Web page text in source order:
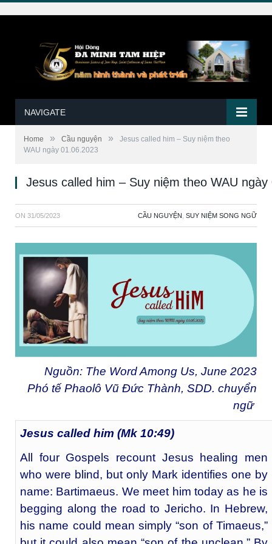
NAVIGATE
Home » Cầu nguyện »
Jesus called him – Suy niệm theo
WAU ngày 01.06.2023
Jesus called him – Suy niệm theo WAU ngày
ON 31/05/2023 CẦU NGUYỆN SUY NIỆM SONG NGỮ
Nguồn: The Word Among Us, June 2023
Phó tế Phaolô Vũ Đức Thành, SDD. chuyển
ngữ
Jesus called him (Mk 10:49)
All four Gospels recount Jesus healing men
who were blind, but only Mark identifies one by
name: Bartimaeus. We meet him today as he is
begging along the road to Jericho. In Hebrew,
his name could mean simply “son of Timaeus,”